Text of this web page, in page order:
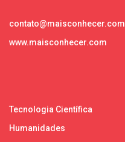
contato@maisconhecer.com
www.maisconhecer.com
Tecnologia Científica
Humanidades